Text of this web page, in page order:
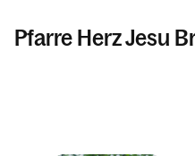
Pfarre Herz Jesu